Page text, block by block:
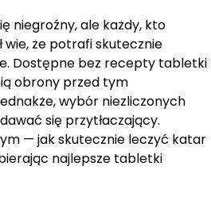
niegroźny, ale każdy, kto
wie, że potrafi skutecznie
Dostępne bez recepty tabletki
obrony przed tym
wybór niezliczonych
się przytłaczający.
— jak skutecznie leczyć katar
najlepsze tabletki